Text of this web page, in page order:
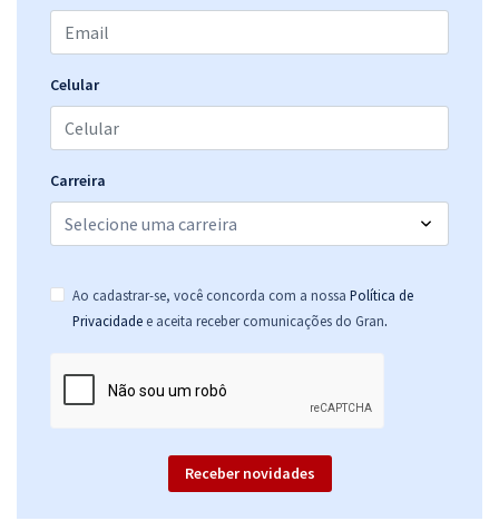
Celular
Carreira
Ao cadastrar-se, você concorda com a nossa Política de
Privacidade e aceita receber comunicações do Gran.
Receber novidades